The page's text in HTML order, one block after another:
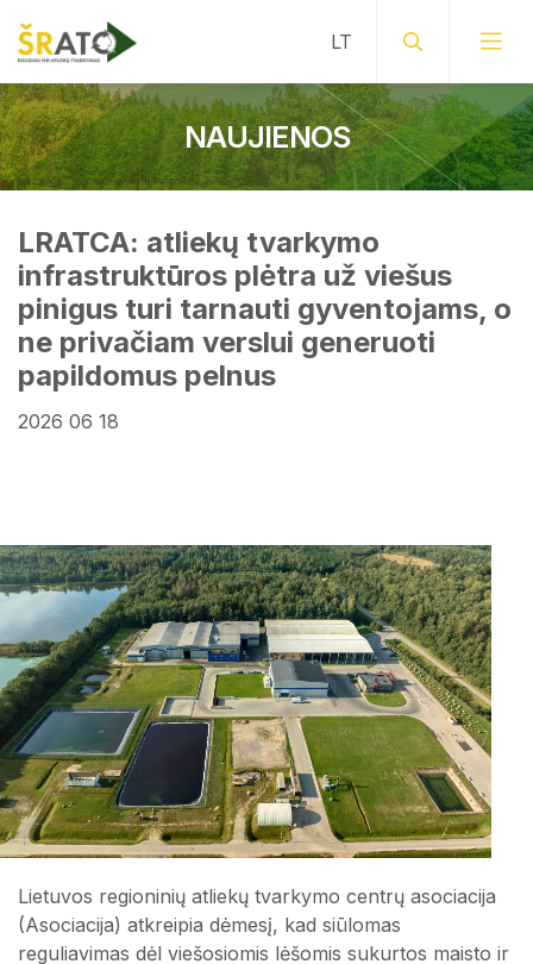
NAUJIENOS
LRATCA: atliekų tvarkymo
infrastruktūros plėtra už viešus
pinigus turi tarnauti gyventojams, o
ne privačiam verslui generuoti
papildomus pelnus
2026 06 18
Lietuvos regioninių atliekų tvarkymo centrų asociacija
(Asociacija) atkreipia dėmesį, kad siūlomas
reguliavimas dėl viešosiomis lėšomis sukurtos maisto ir